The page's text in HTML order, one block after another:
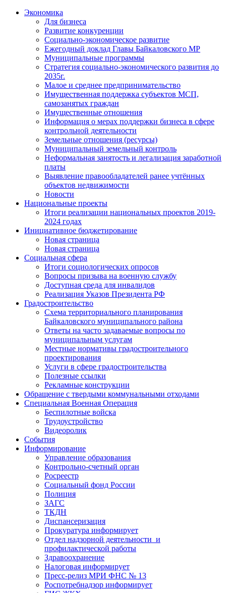
Экономика
Для бизнеса
Развитие конкуренции
Социально-экономическое развитие
Ежегодный доклад Главы Байкаловского МР
Муниципальные программы
Стратегия социально-экономического развития до
2035г.
Малое и среднее предпринимательство
Имущественная поддержка субъектов МСП,
самозанятых граждан
Имущественные отношения
Информация о мерах поддержки бизнеса в сфере
контрольной деятельности
Земельные отношения (ресурсы)
Муниципальный земельный контроль
Неформальная занятость и легализация заработной
платы
Выявление правообладателей ранее учтённых
объектов недвижимости
Новости
Национальные проекты
Итоги реализации национальных проектов 2019-
2024 годах
Инициативное бюджетирование
Новая страница
Новая страница
Социальная сфера
Итоги социологических опросов
Вопросы призыва на военную службу
Доступная среда для инвалидов
Реализация Указов Президента РФ
Градостроительство
Схема территориального планирования
Байкаловского муниципального района
Ответы на часто задаваемые вопросы по
муниципальным услугам
Местные нормативы градостроительного
проектирования
Услуги в сфере градостроительства
Полезные ссылки
Рекламные конструкции
Обращение с твердыми коммунальными отходами
Специальная Военная Операция
Беспилотные войска
Трудоустройство
Видеоролик
События
Информирование
Управление образования
Контрольно-счетный орган
Росреестр
Социальный фонд России
Полиция
ЗАГС
ТКДН
Диспансеризация
Прокуратура информирует
Отдел надзорной деятельности и
профилактической работы
Здравоохранение
Налоговая информирует
Пресс-релиз МРИ ФНС № 13
Роспотребнадзор информирует